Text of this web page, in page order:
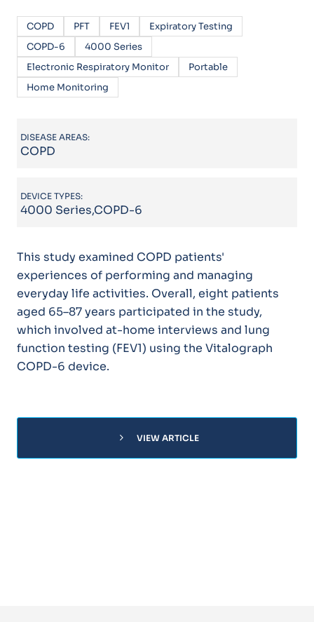
COPD PFT FEV1
Expiratory Testing
COPD-6
4000 Series
Electronic Respiratory Monitor
Portable
Home Monitoring
DISEASE AREAS:
COPD
DEVICE TYPES:
4000 Series,COPD-6
This study examined COPD patients'
experiences of performing and managing
everyday life activities. Overall, eight patients
aged 65–87 years participated in the study,
which involved at-home interviews and lung
function testing (FEV1) using the Vitalograph
COPD-6 device.
chevron_right VIEW ARTICLE